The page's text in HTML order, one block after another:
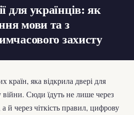
для українців: як
мови та з
захисту
яка відкрила двері для
війни. Сюди їдуть не лише через
а й через чіткість правил, цифрову